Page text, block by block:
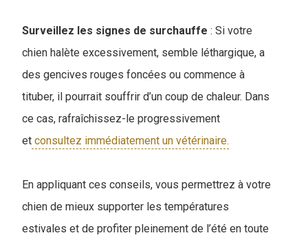
Surveillez les signes de surchauffe : Si votre
chien halète excessivement, semble léthargique, a
des gencives rouges foncées ou commence à
tituber, il pourrait souffrir d’un coup de chaleur. Dans
ce cas, rafraîchissez-le progressivement
et consultez immédiatement un vétérinaire.
En appliquant ces conseils, vous permettrez à votre
chien de mieux supporter les températures
estivales et de profiter pleinement de l’été en toute